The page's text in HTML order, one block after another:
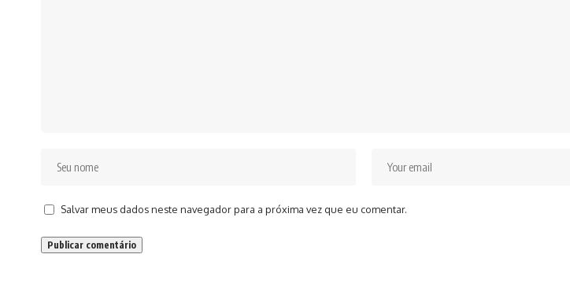
Salvar meus dados neste navegador para a próxima vez que eu comentar.